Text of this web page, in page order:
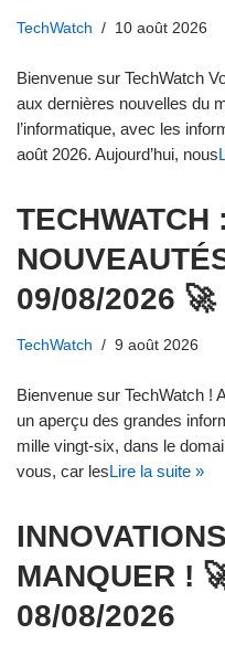
TechWatch 10 août 2026
Bienvenue sur TechWatch
aux dernières nouvelles du
l’informatique, avec les
août 2026. Aujourd’hui, nous
09/08/2026 🚀
TechWatch 9 août 2026
Bienvenue sur TechWatch !
un aperçu des grandes
mille vingt-six, dans le
vous, car lesLire la suite »
MANQUER !
08/08/2026